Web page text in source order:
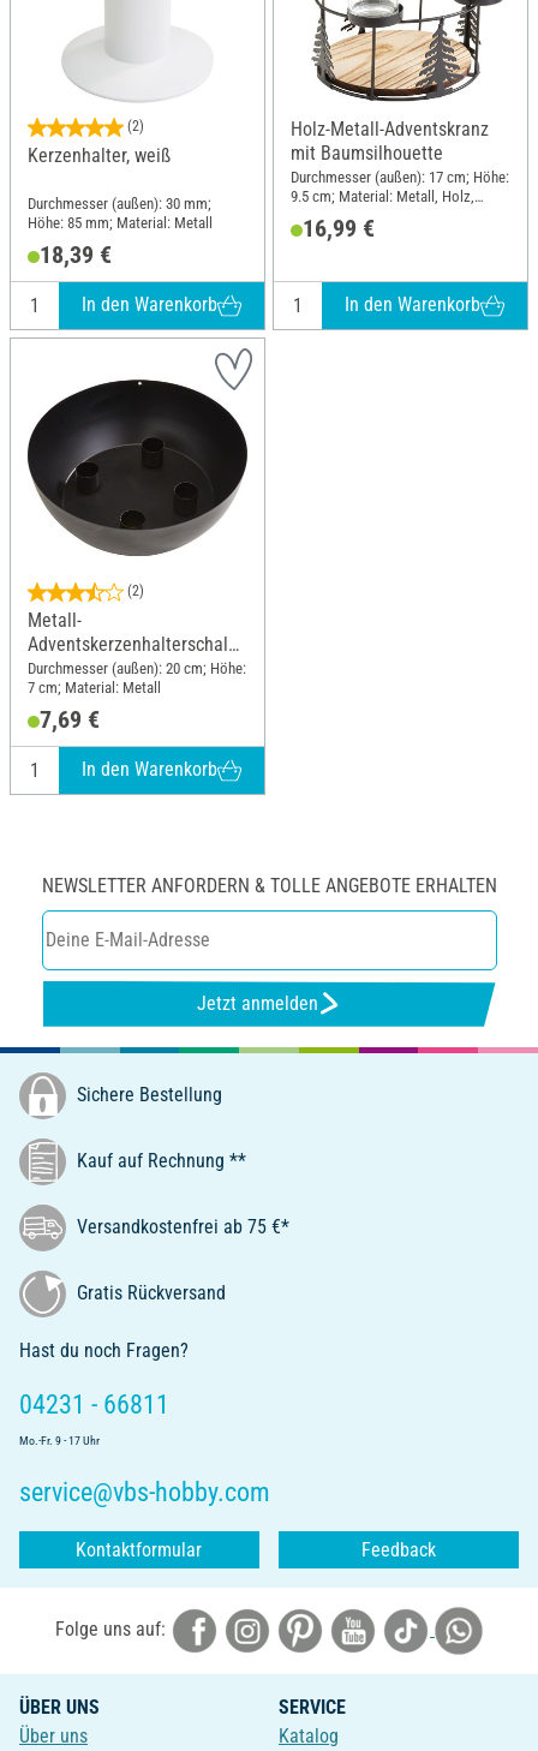
(2)
Kerzenhalter, weiß
Durchmesser (außen): 30 mm;
Höhe: 85 mm; Material: Metall
18,39 €
In den Warenkorb
Holz-Metall-Adventskranz
mit Baumsilhouette
Durchmesser (außen): 17 cm; Höhe:
9.5 cm; Material: Metall, Holz,
16,99 €
In den Warenkorb
(2)
Metall-
Adventskerzenhalterschale
für 4 Stabkerzen
Durchmesser (außen): 20 cm; Höhe:
7 cm; Material: Metall
7,69 €
In den Warenkorb
NEWSLETTER ANFORDERN & TOLLE ANGEBOTE ERHALTEN
Jetzt anmelden
Sichere Bestellung
Kauf auf Rechnung **
Versandkostenfrei ab 75 €*
Gratis Rückversand
Hast du noch Fragen?
04231 - 66811
Mo.-Fr. 9 - 17 Uhr
service@vbs-hobby.com
Kontaktformular Feedback
Folge uns auf:
ÜBER UNS
Über uns
SERVICE
Katalog